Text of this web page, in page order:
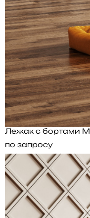
Лежак с бортами M
по запросу